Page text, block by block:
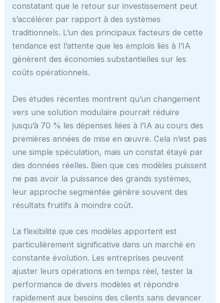
constatant que le retour sur investissement peut
s’accélérer par rapport à des systèmes
traditionnels. L’un des principaux facteurs de cette
tendance est l’attente que les emplois liés à l’IA
génèrent des économies substantielles sur les
coûts opérationnels.
Des études récentes montrent qu’un changement
vers une solution modulaire pourrait réduire
jusqu’à 70 % les dépenses liées à l’IA au cours des
premières années de mise en œuvre. Cela n’est pas
une simple spéculation, mais un constat étayé par
des données réelles. Bien que ces modèles puissent
ne pas avoir la puissance des grands systèmes,
leur approche segmentée génère souvent des
résultats fruitifs à moindre coût.
La flexibilité que ces modèles apportent est
particulièrement significative dans un marché en
constante évolution. Les entreprises peuvent
ajuster leurs opérations en temps réel, tester la
performance de divers modèles et répondre
rapidement aux besoins des clients sans devancer